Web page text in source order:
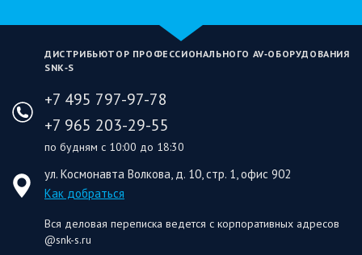
ДИСТРИБЬЮТОР ПРОФЕССИОНАЛЬНОГО AV‑ОБОРУДОВАНИЯ
SNK‑S
+7 495 797-97-78
+7 965 203-29-55
по будням с 10:00 до 18:30
ул. Космонавта Волкова, д. 10, стр. 1, офис 902
Как добраться
Вся деловая переписка ведется с корпоративных адресов
@snk-s.ru